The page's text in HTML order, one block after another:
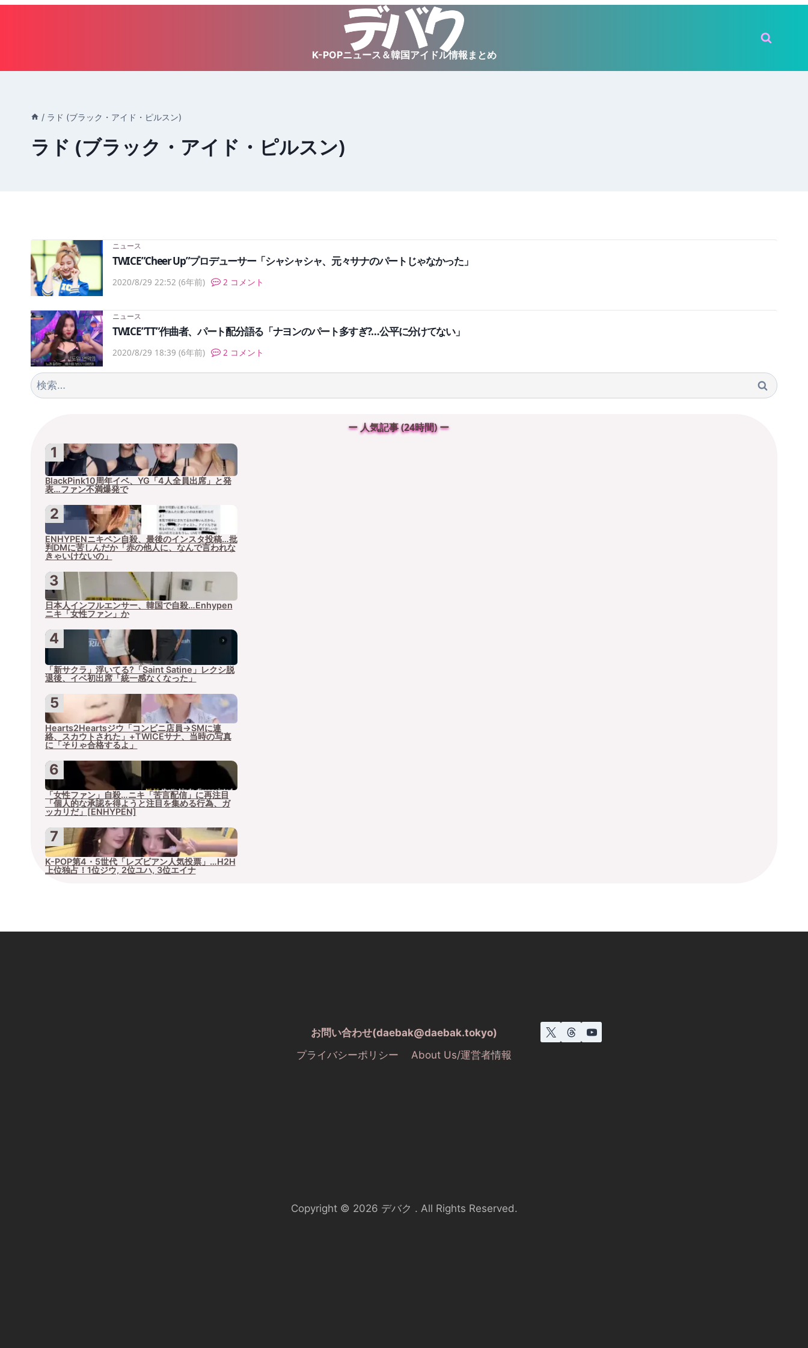
K-POPニュース＆韓国アイドル情報まとめ
/ ラド (ブラック・アイド・ピルスン)
ラド (ブラック・アイド・ピルスン)
ニュース
TWICE”Cheer Up”プロデューサー「シャシャシャ、元々サナのパートじゃなかった」
2020/8/29 22:52 (6年前) 2 コメント
ニュース
TWICE”TT”作曲者、パート配分語る「ナヨンのパート多すぎ?…公平に分けてない」
2020/8/29 18:39 (6年前) 2 コメント
検
索:
ー 人気記事 (24時間) ー
BlackPink10周年イベ、YG「4人全員出席」と発
表…ファン不満爆発で
ENHYPENニキペン自殺、最後のインスタ投稿…批
判DMに苦しんだか「赤の他人に、なんで言われな
きゃいけないの」
日本人インフルエンサー、韓国で自殺…Enhypen
ニキ「女性ファン」か
「新サクラ」浮いてる?「Saint Satine」レクシ脱
退後、イベ初出席「統一感なくなった」
Hearts2Heartsジウ「コンビニ店員→SMに連
絡、スカウトされた」+TWICEサナ、当時の写真
に「そりゃ合格するよ」
「女性ファン」自殺…ニキ「苦言配信」に再注目
「個人的な承認を得ようと注目を集める行為、ガ
ッカリだ」[ENHYPEN]
K-POP第4・5世代「レズビアン人気投票」…H2H
上位独占！1位ジウ, 2位ユハ, 3位エイナ
お問い合わせ(daebak@daebak.tokyo)
プライバシーポリシー
About Us/運営者情報
Copyright © 2026 デバク . All Rights Reserved.